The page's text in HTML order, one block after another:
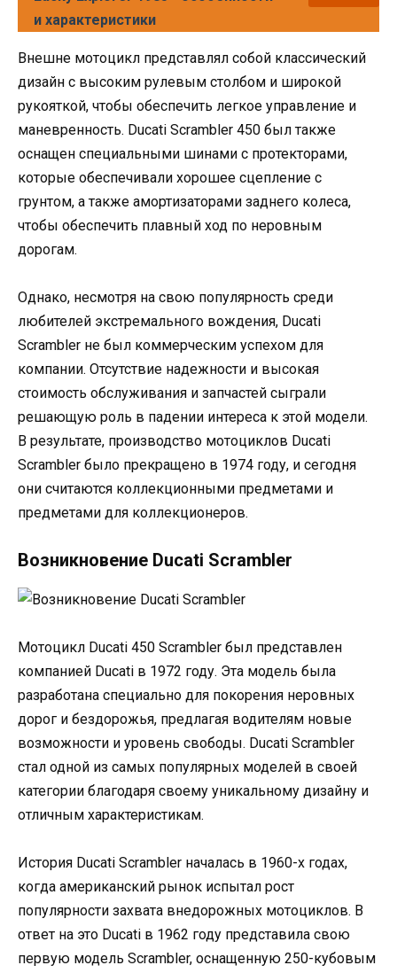
и характеристики
Внешне мотоцикл представлял собой классический
дизайн с высоким рулевым столбом и широкой
рукояткой, чтобы обеспечить легкое управление и
маневренность. Ducati Scrambler 450 был также
оснащен специальными шинами с протекторами,
которые обеспечивали хорошее сцепление с
грунтом, а также амортизаторами заднего колеса,
чтобы обеспечить плавный ход по неровным
дорогам.
Однако, несмотря на свою популярность среди
любителей экстремального вождения, Ducati
Scrambler не был коммерческим успехом для
компании. Отсутствие надежности и высокая
стоимость обслуживания и запчастей сыграли
решающую роль в падении интереса к этой модели.
В результате, производство мотоциклов Ducati
Scrambler было прекращено в 1974 году, и сегодня
они считаются коллекционными предметами и
предметами для коллекционеров.
Возникновение Ducati Scrambler
Мотоцикл Ducati 450 Scrambler был представлен
компанией Ducati в 1972 году. Эта модель была
разработана специально для покорения неровных
дорог и бездорожья, предлагая водителям новые
возможности и уровень свободы. Ducati Scrambler
стал одной из самых популярных моделей в своей
категории благодаря своему уникальному дизайну и
отличным характеристикам.
История Ducati Scrambler началась в 1960-х годах,
когда американский рынок испытал рост
популярности захвата внедорожных мотоциклов. В
ответ на это Ducati в 1962 году представила свою
первую модель Scrambler, оснащенную 250-кубовым